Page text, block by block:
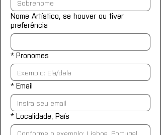
Nome Artístico, se houver ou tiver
preferência
* Pronomes
* Email
* Localidade, País